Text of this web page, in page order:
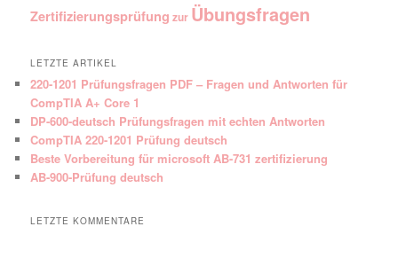
Zertifizierungsprüfung zur Übungsfragen
LETZTE ARTIKEL
220-1201 Prüfungsfragen PDF – Fragen und Antworten für
CompTIA A+ Core 1
DP-600-deutsch Prüfungsfragen mit echten Antworten
CompTIA 220-1201 Prüfung deutsch
Beste Vorbereitung für microsoft AB-731 zertifizierung
AB-900-Prüfung deutsch
LETZTE KOMMENTARE